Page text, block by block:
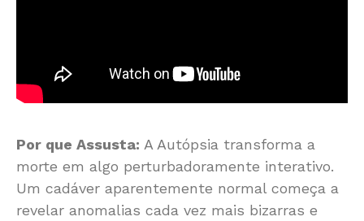
Por que Assusta: A Autópsia transforma a
morte em algo perturbadoramente interativo.
Um cadáver aparentemente normal começa a
revelar anomalias cada vez mais bizarras e